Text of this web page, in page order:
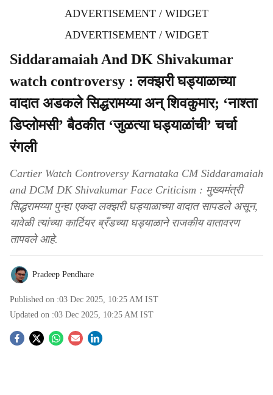
ADVERTISEMENT / WIDGET
ADVERTISEMENT / WIDGET
Siddaramaiah And DK Shivakumar
watch controversy : लक्झरी घड्याळाच्या
वादात अडकले सिद्धरामय्या अन् शिवकुमार; ‘नाश्ता
डिप्लोमसी’ बैठकीत ‘जुळत्या घड्याळांची’ चर्चा
रंगली
Cartier Watch Controversy Karnataka CM Siddaramaiah
and DCM DK Shivakumar Face Criticism : मुख्यमंत्री
सिद्धरामय्या पुन्हा एकदा लक्झरी घड्याळाच्या वादात सापडले असून,
यावेळी त्यांच्या कार्टियर ब्रँडच्या घड्याळाने राजकीय वातावरण
तापवले आहे.
Pradeep Pendhare
Published on :03 Dec 2025, 10:25 AM IST
Updated on :03 Dec 2025, 10:25 AM IST
S